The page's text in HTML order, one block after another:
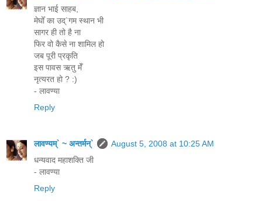
ज्ञान भाई साहब,
मेघोँ का उद्`गम स्थान भी
सागर ही तो है ना
फिर वो कैसे ना शामिल हो
जब पूरी प्रकृति
इस पावस ऋतु मेँ
नृत्यरत हो ? :)
- लावण्या
Reply
लावण्यम्` ~ अन्तर्मन्`
August 5, 2008 at 10:25 AM
धन्यवाद महाशक्ति जी
- लावण्या
Reply